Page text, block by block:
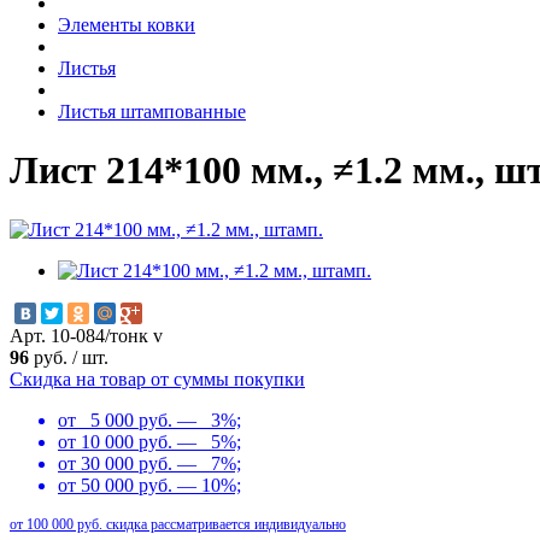
Элементы ковки
Листья
Листья штампованные
Лист 214*100 мм., ≠1.2 мм.,
Арт. 10-084/тонк v
96 руб. /шт.
Скидка на товар от суммы покупки
от 5 000 руб. — 3%;
от 10 000 руб. — 5%;
от 30 000 руб. — 7%;
от 50 000 руб. — 10%;
от 100 000 руб. скидка рассматривается индивидуально